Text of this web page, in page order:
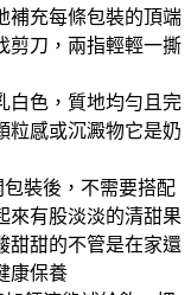
補充每條包裝的頂端
剪刀，兩指輕輕一撕
白色，質地均勻且完
粒感或沉澱物它是奶
包裝後，不需要搭配
來有股淡淡的清甜果
甜甜的不管是在家還
康保養